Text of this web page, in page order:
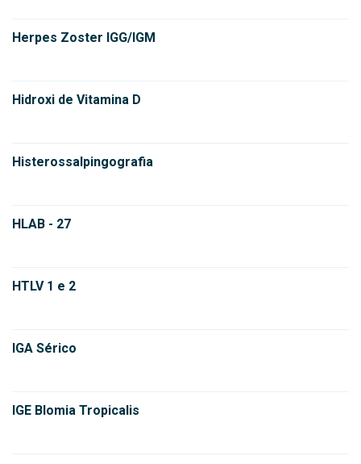
Herpes Zoster IGG/IGM
Hidroxi de Vitamina D
Histerossalpingografia
HLAB - 27
HTLV 1 e 2
IGA Sérico
IGE Blomia Tropicalis